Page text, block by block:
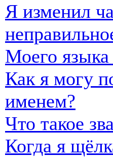
Я изменил
Моего языка
Как я могу
именем?
Что такое
Когда я